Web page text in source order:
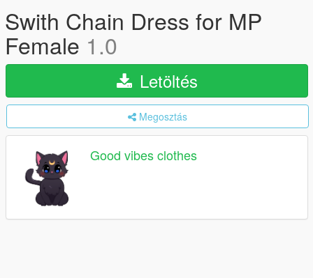
Swith Chain Dress for MP
Female 1.0
Letöltés
Megosztás
Good vibes clothes